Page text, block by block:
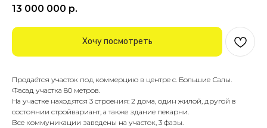
13 000 000 р.
Хочу посмотреть
Продаётся участок под коммерцию в центре с. Большие Салы.
Фасад участка 80 метров.
На участке находятся 3 строения: 2 дома, один жилой, другой в
состоянии стройвариант, а также здание пекарни.
Все коммуникации заведены на участок, 3 фазы.